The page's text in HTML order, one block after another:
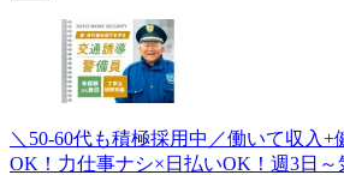
＼50-60代も積極採用中／働いて収入
OK！力仕事ナシ×日払いOK！週3日～